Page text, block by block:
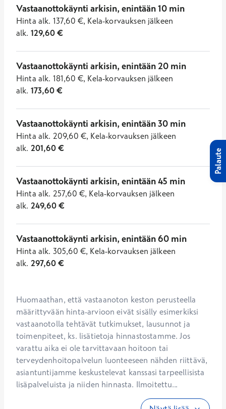
Vastaanottokäynti arkisin, enintään 10 min
Hinta alk. 137,60 €, Kela-korvauksen jälkeen
alk. 129,60€
Vastaanottokäynti arkisin, enintään 20 min
Hinta alk. 181,60 €, Kela-korvauksen jälkeen
alk. 173,60€
Vastaanottokäynti arkisin, enintään 30 min
Hinta alk. 209,60 €, Kela-korvauksen jälkeen
alk. 201,60€
Vastaanottokäynti arkisin, enintään 45 min
Hinta alk. 257,60 €, Kela-korvauksen jälkeen
alk. 249,60€
Vastaanottokäynti arkisin, enintään 60 min
Hinta alk. 305,60 €, Kela-korvauksen jälkeen
alk. 297,60€
Huomaathan, että vastaanoton keston perusteella
määrittyvään hinta-arvioon eivät sisälly esimerkiksi
vastaanotolla tehtävät tutkimukset, lausunnot ja
toimenpiteet, ks. lisätietoja hinnastostamme. Jos
varattu aika ei ole tarvittavaan hoitoon tai
terveydenhoitopalvelun luonteeseen nähden riittävä,
asiantuntijamme keskustelevat kanssasi tarpeellisista
lisäpalveluista ja niiden hinnasta. Ilmoitettu...
Palaute